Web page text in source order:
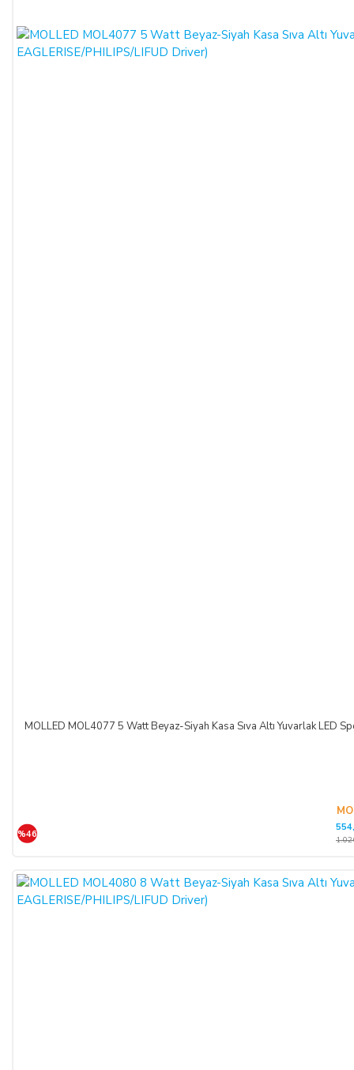
MOLLED MOL4077 5 Watt Beyaz-Siyah Kasa Sıva Altı Yuvarlak LED
%46